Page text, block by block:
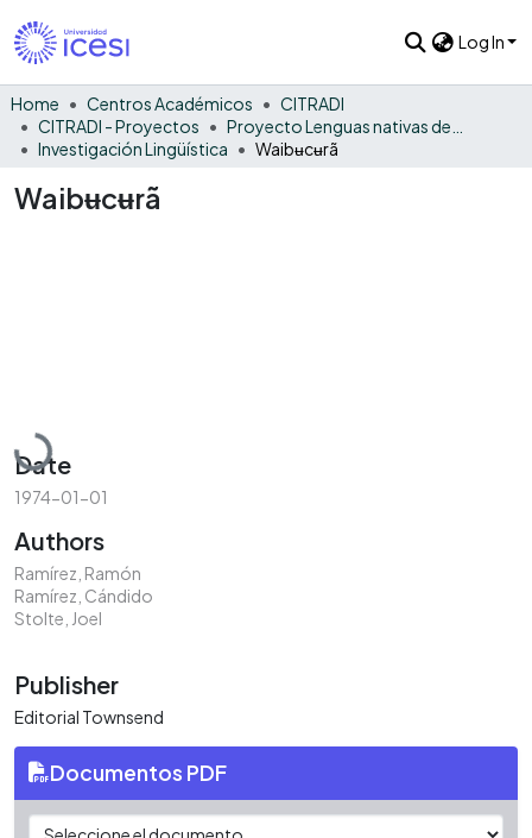
Log In
Home Centros Académicos
CITRADI
CITRADI - Proyectos
Investigación Lingüística
Waibʉcʉrã
Waibʉcʉrã
Loading...
Date
1974-01-01
Authors
Ramírez, Ramón
Ramírez, Cándido
Stolte, Joel
Publisher
Editorial Townsend
Documentos PDF